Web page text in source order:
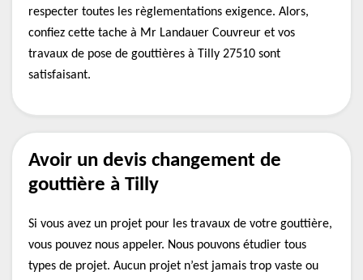
respecter toutes les règlementations exigence. Alors,
confiez cette tache à Mr Landauer Couvreur et vos
travaux de pose de gouttières à Tilly 27510 sont
satisfaisant.
Avoir un devis changement de
gouttière à Tilly
Si vous avez un projet pour les travaux de votre gouttière,
vous pouvez nous appeler. Nous pouvons étudier tous
types de projet. Aucun projet n’est jamais trop vaste ou